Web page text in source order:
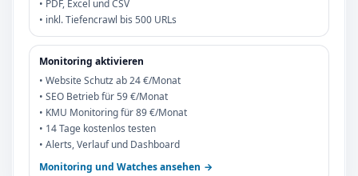
• PDF, Excel und CSV
• inkl. Tiefencrawl bis 500 URLs
Monitoring aktivieren
• Website Schutz ab 24 €/Monat
• SEO Betrieb für 59 €/Monat
• KMU Monitoring für 89 €/Monat
• 14 Tage kostenlos testen
• Alerts, Verlauf und Dashboard
Monitoring und Watches ansehen →